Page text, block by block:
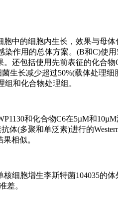
中的细胞内生长，效果与母体
作用的总体方案。(B和C)使
还包括使用先前表征的化合物
生长减少超过50%(载体处理细
和化合物处理组。
和化合物C6在5µM和
体(多聚和单泛素)进行的
相似。
细胞增生李斯特菌104035的
差。